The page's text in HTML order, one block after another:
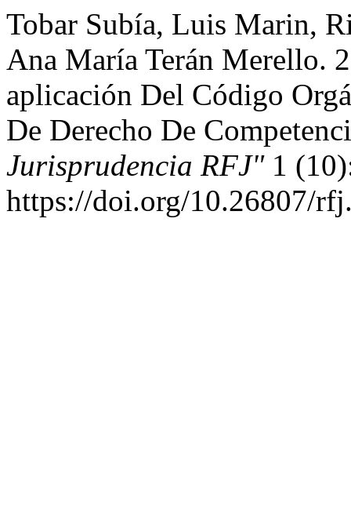
Tobar Subía, Luis Marin,
Ana María Terán Merello.
aplicación Del Código
De Derecho De
Jurisprudencia RFJ"1
https://doi.org/10.26807/